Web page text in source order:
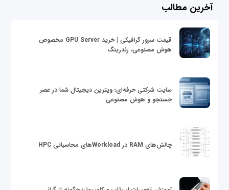
آخرین مطالب
قیمت سرور گرافیکی | خرید GPU Server مخصوص
هوش مصنوعی، رندرینگ
سایت شرکتی حرفه‌ای؛ ویترین دیجیتال شما در عصر
جستجو و هوش مصنوعی
چالش‌های RAM در Workloadهای محاسباتی HPC